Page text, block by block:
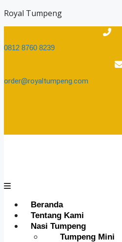
Skip
Royal Tumpeng
0812 8760 8239​
order@royaltumpeng.com​
Menu
Beranda
Tentang Kami
Nasi Tumpeng
Tumpeng Mini